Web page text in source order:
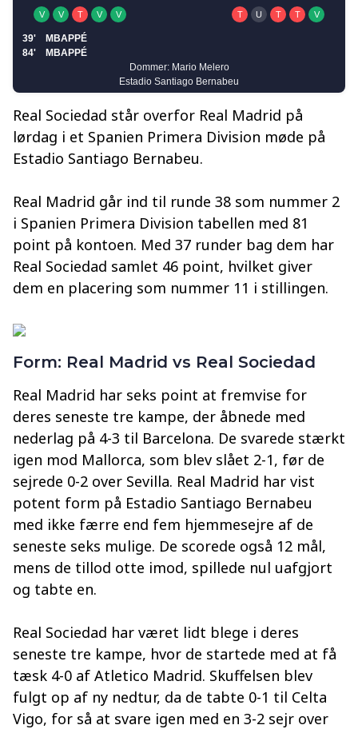
Real Sociedad står overfor Real Madrid på
lørdag i et Spanien Primera Division møde på
Estadio Santiago Bernabeu.
Real Madrid går ind til runde 38 som nummer 2
i Spanien Primera Division tabellen med 81
point på kontoen. Med 37 runder bag dem har
Real Sociedad samlet 46 point, hvilket giver
dem en placering som nummer 11 i stillingen.
Form: Real Madrid vs Real Sociedad
Real Madrid har seks point at fremvise for
deres seneste tre kampe, der åbnede med
nederlag på 4-3 til Barcelona. De svarede stærkt
igen mod Mallorca, som blev slået 2-1, før de
sejrede 0-2 over Sevilla. Real Madrid har vist
potent form på Estadio Santiago Bernabeu
med ikke færre end fem hjemmesejre af de
seneste seks mulige. De scorede også 12 mål,
mens de tillod otte imod, spillede nul uafgjort
og tabte en.
Real Sociedad har været lidt blege i deres
seneste tre kampe, hvor de startede med at få
tæsk 4-0 af Atletico Madrid. Skuffelsen blev
fulgt op af ny nedtur, da de tabte 0-1 til Celta
Vigo, for så at svare igen med en 3-2 sejr over